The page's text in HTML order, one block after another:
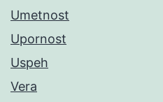
Umetnost
Upornost
Uspeh
Vera